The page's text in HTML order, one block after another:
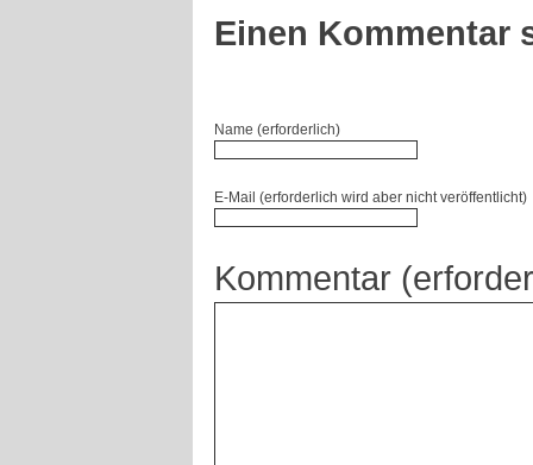
Einen Kommentar
Name (erforderlich)
E-Mail (erforderlich wird aber nicht veröffentlicht)
Kommentar